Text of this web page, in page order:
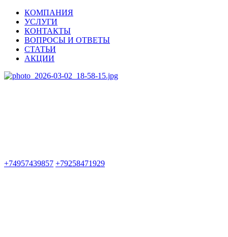
КОМПАНИЯ
УСЛУГИ
КОНТАКТЫ
ВОПРОСЫ И ОТВЕТЫ
СТАТЬИ
АКЦИИ
+74957439857 +79258471929